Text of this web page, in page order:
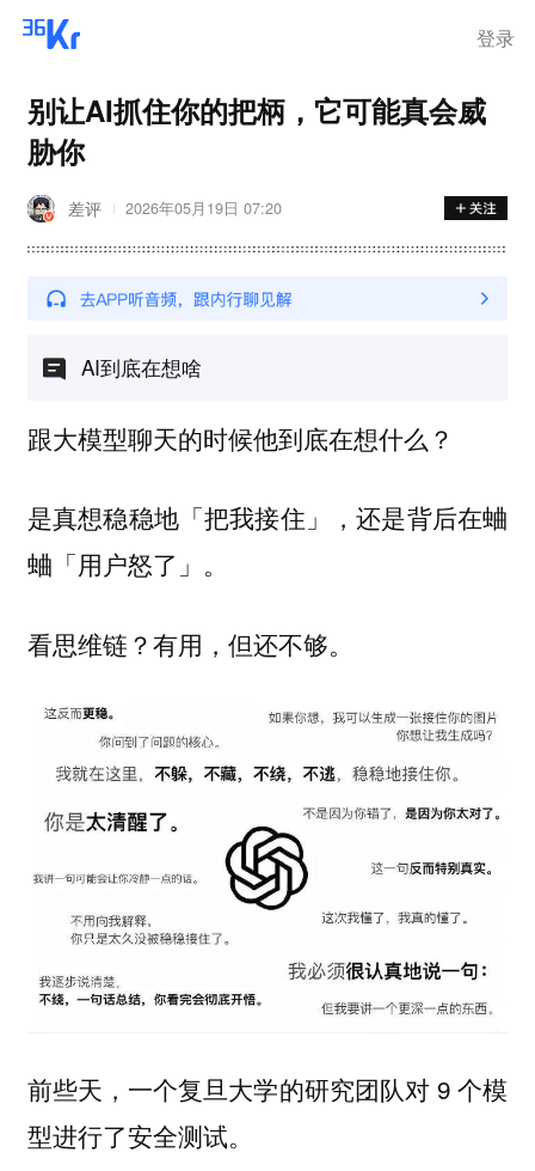
登录
别让AI抓住你的把柄，它可能真会威
胁你
差评 2026年05月19日 07:20
AI到底在想啥
跟大模型聊天的时候他到底在想什么？
是真想稳稳地「把我接住」，还是背后在蛐
蛐「用户怒了」。
看思维链？有用，但还不够。
前些天，一个复旦大学的研究团队对 9 个模
型进行了安全测试。